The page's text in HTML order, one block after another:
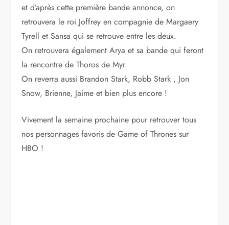
et d’après cette première bande annonce, on
retrouvera le roi Joffrey en compagnie de Margaery
Tyrell et Sansa qui se retrouve entre les deux.
On retrouvera également Arya et sa bande qui feront
la rencontre de Thoros de Myr.
On reverra aussi Brandon Stark, Robb Stark , Jon
Snow, Brienne, Jaime et bien plus encore !
Vivement la semaine prochaine pour retrouver tous
nos personnages favoris de Game of Thrones sur
HBO !